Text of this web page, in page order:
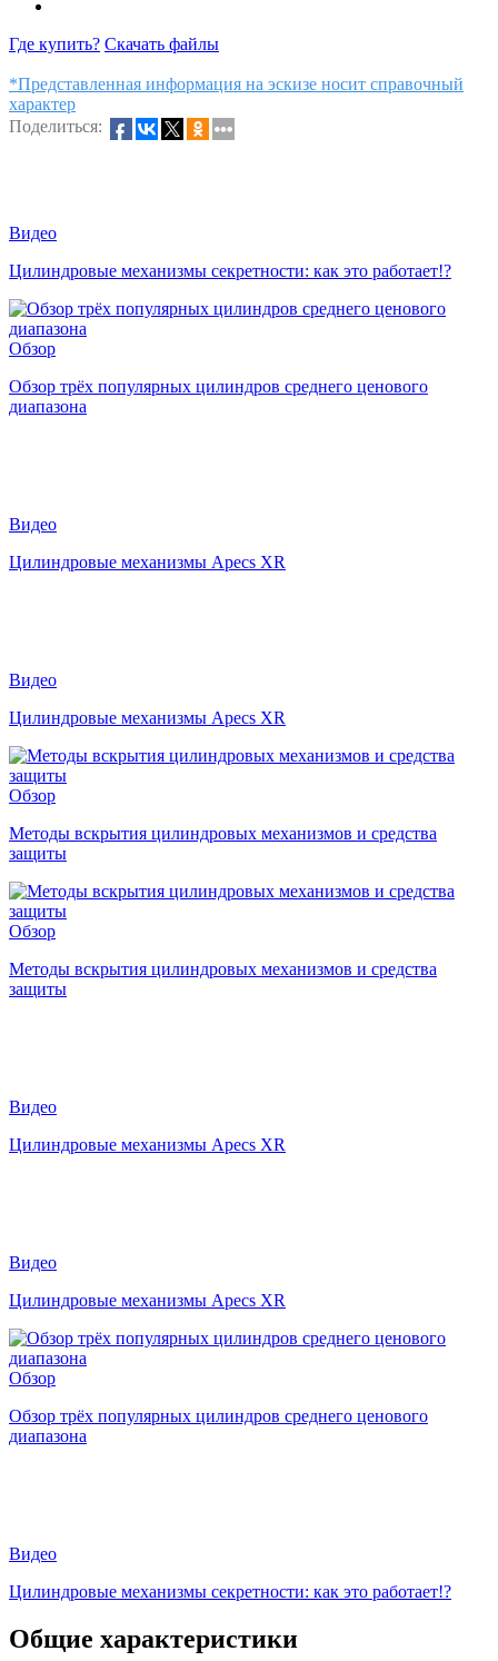
Где купить? Скачать файлы
*Представленная информация на эскизе носит справочный
характер
Поделиться:
Видео
Цилиндровые механизмы секретности: как это работает!?
Обзор
Обзор трёх популярных цилиндров среднего ценового
диапазона
Видео
Цилиндровые механизмы Apecs XR
Видео
Цилиндровые механизмы Apecs XR
Обзор
Методы вскрытия цилиндровых механизмов и средства
защиты
Обзор
Методы вскрытия цилиндровых механизмов и средства
защиты
Видео
Цилиндровые механизмы Apecs XR
Видео
Цилиндровые механизмы Apecs XR
Обзор
Обзор трёх популярных цилиндров среднего ценового
диапазона
Видео
Цилиндровые механизмы секретности: как это работает!?
Общие характеристики